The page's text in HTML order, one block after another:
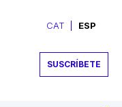
CAT ESP
SUSCRÍBETE